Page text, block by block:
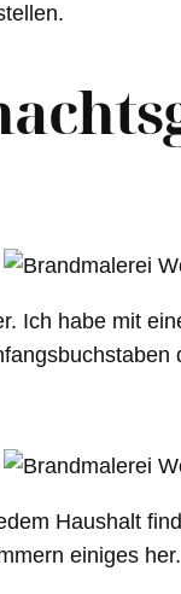
Ich habe mit
Haushalt
einiges her.